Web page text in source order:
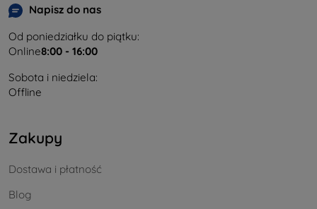
Napisz do nas
Od poniedziałku do piątku:
Online8:00 - 16:00
Sobota i niedziela:
Offline
Zakupy
Dostawa i płatność
Blog